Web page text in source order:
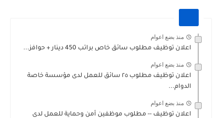
منذ بضع اعوام
اعلان توظيف مطلوب سائق خاص براتب 450 دينار + حوافز...
منذ بضع اعوام
اعلان توظيف مطلوب ٢٥ سائق للعمل لدى مؤسسة خاصة
الدوام...
منذ بضع اعوام
اعلان توظيف -- مطلوب موظفين أمن وحماية للعمل لدى